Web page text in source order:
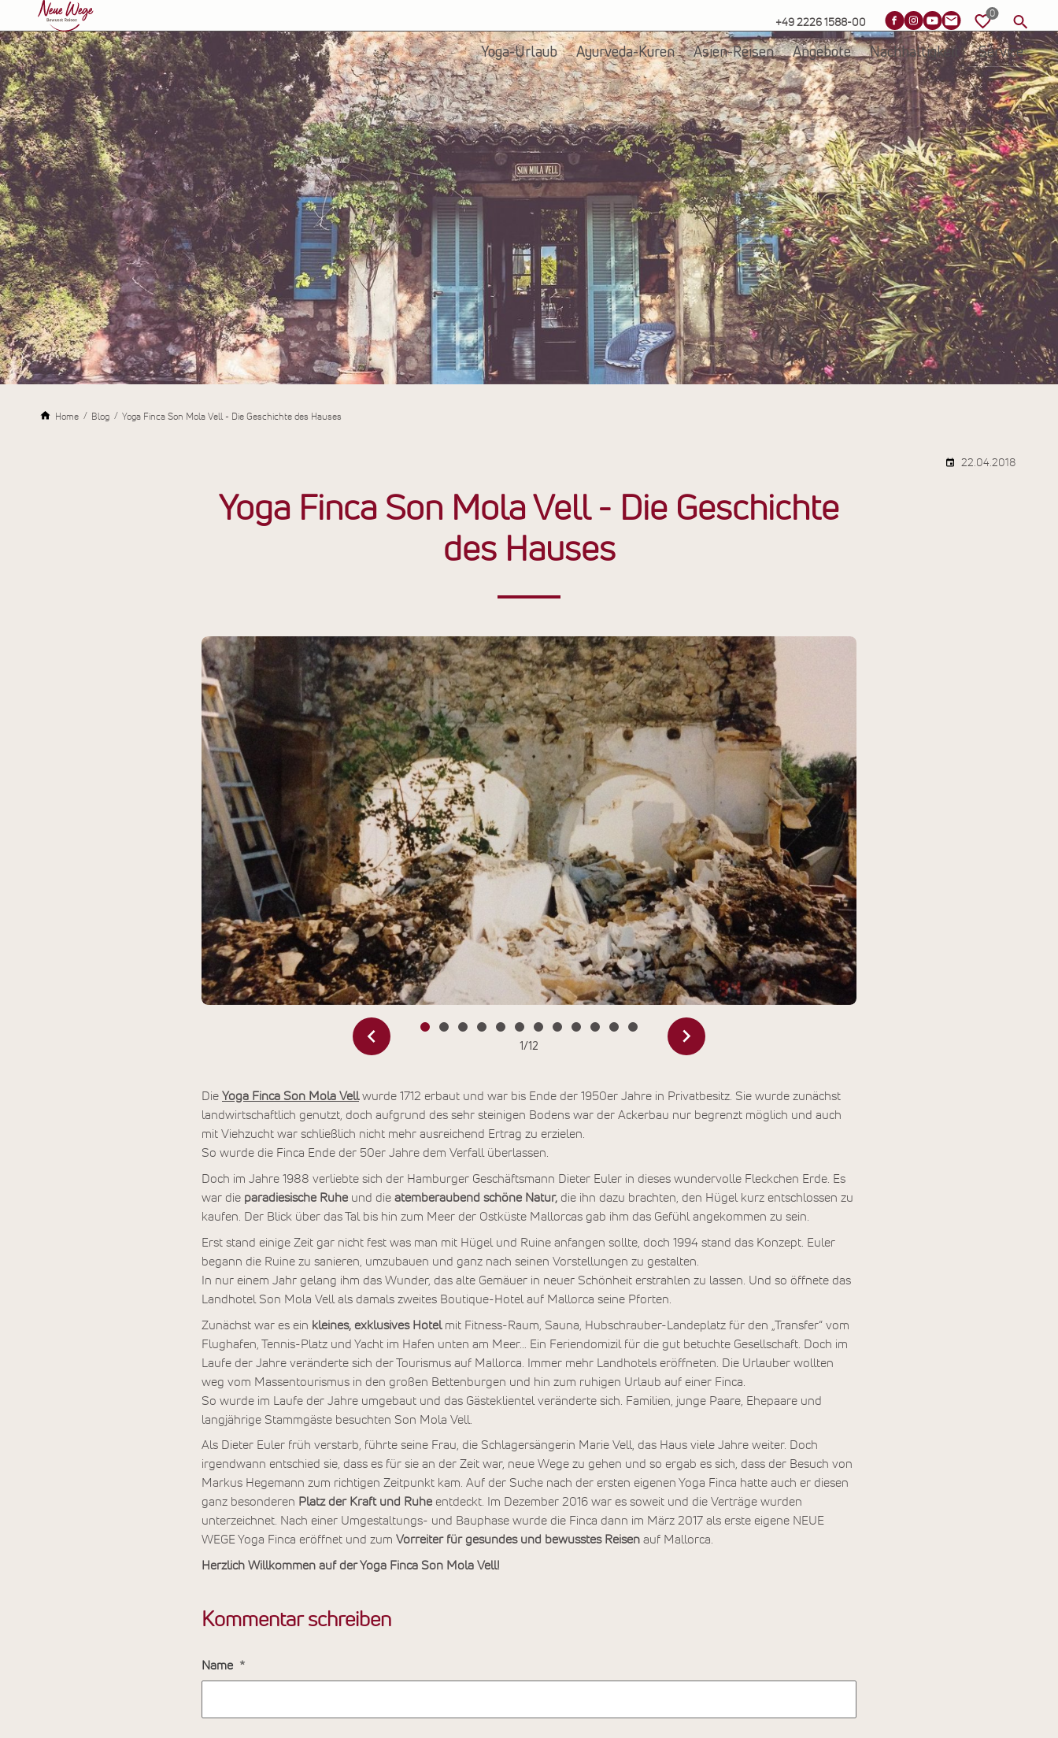
+49 2226 1588-00
Yoga-Urlaub Ayurveda-Kuren Asien-Reisen Angebote Nachhaltigkeit Service
Home Blog Yoga Finca Son Mola Vell - Die Geschichte des Hauses
22.04.2018
Yoga Finca Son Mola Vell - Die Geschichte
des Hauses
1 /12
Die Yoga Finca Son Mola Vellwurde 1712 erbaut und war bis Ende der 1950er Jahre in Privatbesitz. Sie wurde zunächst
landwirtschaftlich genutzt, doch aufgrund des sehr steinigen Bodens war der Ackerbau nur begrenzt möglich und auch
mit Viehzucht war schließlich nicht mehr ausreichend Ertrag zu erzielen.
So wurde die Finca Ende der 50er Jahre dem Verfall überlassen.
Doch im Jahre 1988 verliebte sich der Hamburger Geschäftsmann Dieter Euler in dieses wundervolle Fleckchen Erde. Es
war die paradiesische Ruhe und die atemberaubend schöne Natur, die ihn dazu brachten, den Hügel kurz entschlossen zu
kaufen. Der Blick über das Tal bis hin zum Meer der Ostküste Mallorcas gab ihm das Gefühl angekommen zu sein.
Erst stand einige Zeit gar nicht fest was man mit Hügel und Ruine anfangen sollte, doch 1994 stand das Konzept. Euler
begann die Ruine zu sanieren, umzubauen und ganz nach seinen Vorstellungen zu gestalten.
In nur einem Jahr gelang ihm das Wunder, das alte Gemäuer in neuer Schönheit erstrahlen zu lassen. Und so öffnete das
Landhotel Son Mola Vell als damals zweites Boutique-Hotel auf Mallorca seine Pforten.
Zunächst war es ein kleines, exklusives Hotel mit Fitness-Raum, Sauna, Hubschrauber-Landeplatz für den „Transfer“ vom
Flughafen, Tennis-Platz und Yacht im Hafen unten am Meer… Ein Feriendomizil für die gut betuchte Gesellschaft. Doch im
Laufe der Jahre veränderte sich der Tourismus auf Mallorca. Immer mehr Landhotels eröffneten. Die Urlauber wollten
weg vom Massentourismus in den großen Bettenburgen und hin zum ruhigen Urlaub auf einer Finca.
So wurde im Laufe der Jahre umgebaut und das Gästeklientel veränderte sich. Familien, junge Paare, Ehepaare und
langjährige Stammgäste besuchten Son Mola Vell.
Als Dieter Euler früh verstarb, führte seine Frau, die Schlagersängerin Marie Vell, das Haus viele Jahre weiter. Doch
irgendwann entschied sie, dass es für sie an der Zeit war, neue Wege zu gehen und so ergab es sich, dass der Besuch von
Markus Hegemann zum richtigen Zeitpunkt kam. Auf der Suche nach der ersten eigenen Yoga Finca hatte auch er diesen
ganz besonderen Platz der Kraft und Ruhe entdeckt. Im Dezember 2016 war es soweit und die Verträge wurden
unterzeichnet. Nach einer Umgestaltungs- und Bauphase wurde die Finca dann im März 2017 als erste eigene NEUE
WEGE Yoga Finca eröffnet und zum Vorreiter für gesundes und bewusstes Reisen auf Mallorca.
Herzlich Willkommen auf der Yoga Finca Son Mola Vell!
Kommentar schreiben
Name